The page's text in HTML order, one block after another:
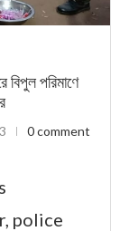
পরিমাণে
0 comment
police